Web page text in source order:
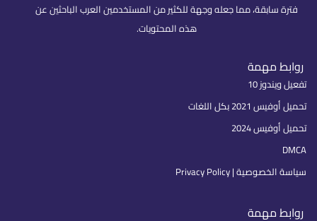
فترة سابقة، مما جعله وجهة للكثير من المستخدمين العرب الباحثين عن
هذه المحتويات.
روابط مهمة
تفعيل ويندوز 10
تحميل أوفيس 2021 بكل اللغات
تحميل أوفيس 2024
DMCA
سياسة الخصوصية | Privacy Policy
روابط مهمة